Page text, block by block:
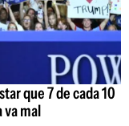
que 7 de cada 10
va mal